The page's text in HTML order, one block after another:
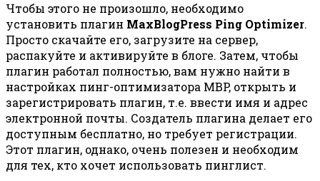
Чтобы этого не произошло, необходимо
установить плагин MaxBlogPress Ping Optimizer.
Просто скачайте его, загрузите на сервер,
распакуйте и активируйте в блоге. Затем, чтобы
плагин работал полностью, вам нужно найти в
настройках пинг-оптимизатора MBP, открыть и
зарегистрировать плагин, т.е. ввести имя и адрес
электронной почты. Создатель плагина делает его
доступным бесплатно, но требует регистрации.
Этот плагин, однако, очень полезен и необходим
для тех, кто хочет использовать пинглист.